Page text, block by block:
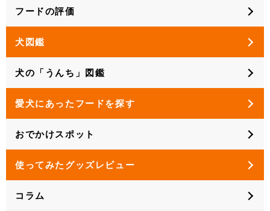
フードの評価
犬図鑑
犬の「うんち」図鑑
愛犬にあったフードを探す
おでかけスポット
使ってみたグッズレビュー
コラム